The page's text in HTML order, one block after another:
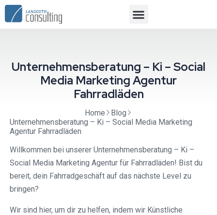
Unternehmensberatung – Ki – Social
Media Marketing Agentur
Fahrradläden
Home
Blog
Unternehmensberatung – Ki – Social Media Marketing
Agentur Fahrradläden
Willkommen bei unserer Unternehmensberatung – Ki –
Social Media Marketing Agentur für Fahrradläden! Bist du
bereit, dein Fahrradgeschäft auf das nächste Level zu
bringen?
Wir sind hier, um dir zu helfen, indem wir Künstliche